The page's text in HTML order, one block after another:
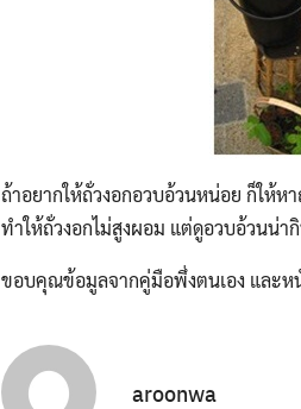
ถ้าอยากให้ถั่วงอกอวบอ้วนหน่อย ก็ให้ห
ทำให้ถั่วงอกไม่สูงผอม แต่ดูอวบอ้วนน่า
ขอบคุณข้อมูลจากคู่มือพึ่งตนเอง และห
aroonwa